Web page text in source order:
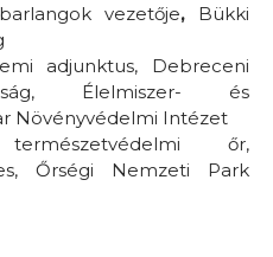
vezetője, Bükki
adjunktus, Debreceni
Élelmiszer- és
Növényvédelmi Intézet
természetvédelmi őr,
Őrségi Nemzeti Park